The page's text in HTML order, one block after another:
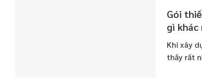
Gói
gì khác
Khi xây
thấy rất